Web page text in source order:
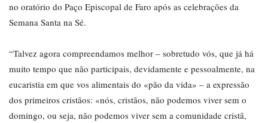
no oratório do Paço Episcopal de Faro após as celebrações da
Semana Santa na Sé.
“Talvez agora compreendamos melhor – sobretudo vós, que já há
muito tempo que não participais, devidamente e pessoalmente, na
eucaristia em que vos alimentais do «pão da vida» – a expressão
dos primeiros cristãos: «nós, cristãos, não podemos viver sem o
domingo, ou seja, não podemos viver sem a comunidade cristã,